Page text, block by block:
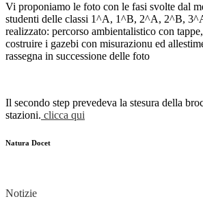
Vi proponiamo le foto con le fasi svolte dal
studenti delle classi 1^A, 1^B, 2^A, 2^B,
realizzato: percorso ambientalistico con
costruire i gazebi con misurazionu ed
rassegna in successione delle foto
Il secondo step prevedeva la stesura della
stazioni. clicca qui
Natura Docet
Notizie